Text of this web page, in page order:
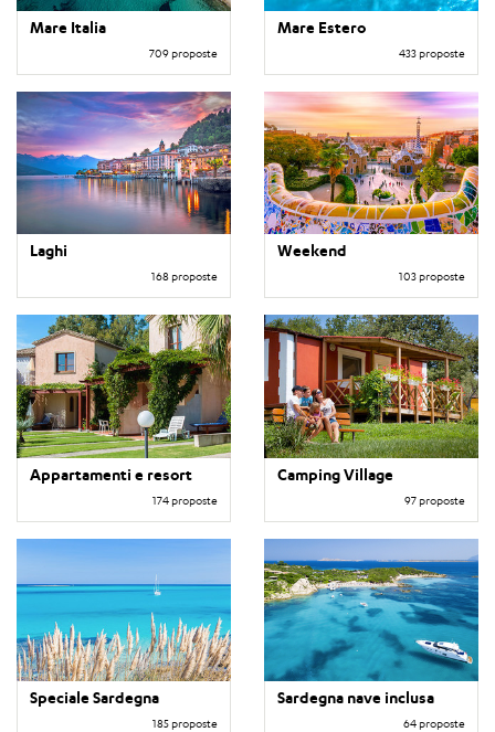
Mare Italia
709 proposte
Mare Estero
433 proposte
Laghi
168 proposte
Weekend
103 proposte
Appartamenti e resort
174 proposte
Camping Village
97 proposte
Speciale Sardegna
185 proposte
Sardegna nave inclusa
64 proposte